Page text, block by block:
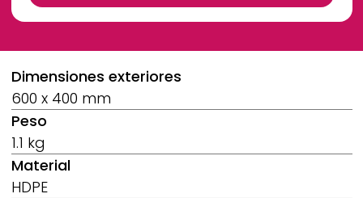
Breadcrumb
Dimensiones exteriores
600 x 400 mm
Peso
1.1 kg
Material
HDPE